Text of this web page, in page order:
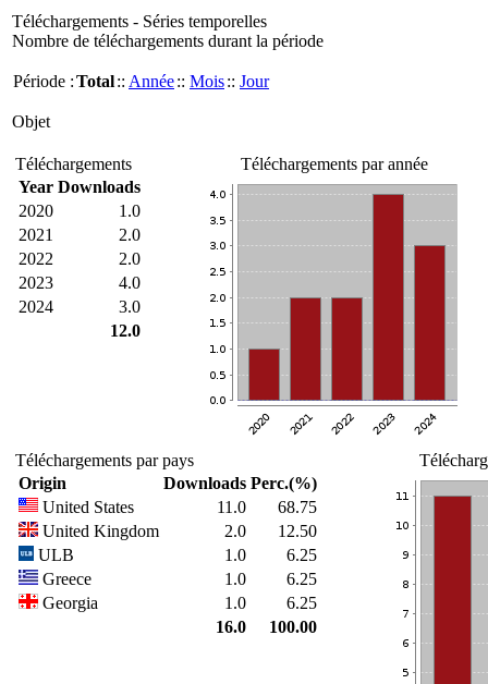
Téléchargements - Séries temporelles
Nombre de téléchargements durant la période
Période :Total:: Année:: Mois:: Jour
Objet
Téléchargements
Year Downloads
2020
1.0
2021
2.0
2022
2.0
2023
4.0
2024
3.0
12.0
Téléchargements par année
Téléchargements par pays
Origin
Downloads Perc.(%)
United States
11.0
68.75
United Kingdom
2.0
12.50
ULB
1.0
6.25
Greece
1.0
6.25
Georgia
1.0
6.25
16.0
100.00